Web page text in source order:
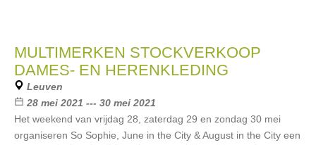
MULTIMERKEN STOCKVERKOOP
DAMES- EN HERENKLEDING
Leuven
28 mei 2021 --- 30 mei 2021
Het weekend van vrijdag 28, zaterdag 29 en zondag 30 mei
organiseren So Sophie, June in the City & August in the City een